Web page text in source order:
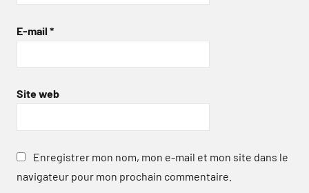
E-mail *
Site web
Enregistrer mon nom, mon e-mail et mon site dans le
navigateur pour mon prochain commentaire.